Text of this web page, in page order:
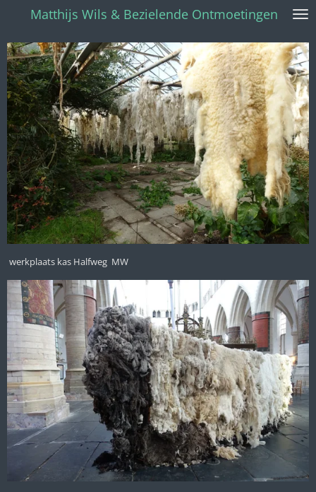
naar
de
hoofdinhoud
Matthijs Wils & Bezielende Ontmoetingen
werkplaats kas Halfweg MW